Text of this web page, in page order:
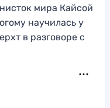
мира Кайсой
научилась у
в разговоре с